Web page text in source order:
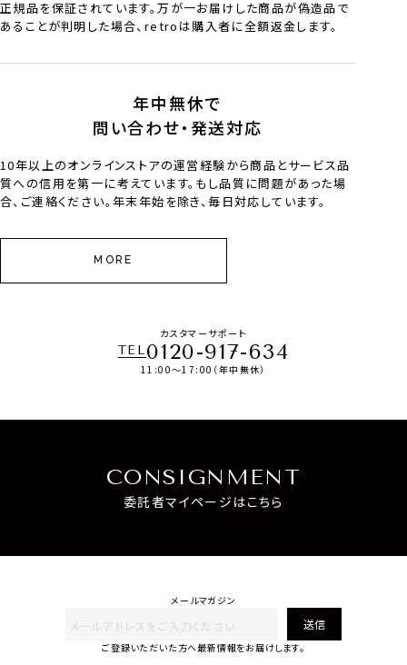
正規品を保証されています。万が一お届けした商品が偽造品で
あることが判明した場合、retroは購入者に全額返金します。
年中無休で
問い合わせ・発送対応
10年以上のオンラインストアの運営経験から商品とサービス品
質への信用を第一に考えています。もし品質に問題があった場
合、ご連絡ください。年末年始を除き、毎日対応しています。
MORE
カスタマーサポート
TEL0120-917-634
11:00～17:00（年中無休）
CONSIGNMENT
委託者マイページはこちら
メールマガジン
送信
ご登録いただいた方へ最新情報をお届けします。